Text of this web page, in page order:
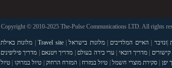
Copyright © 2010-2025 The-Pulse Communications LTD. All rights
|זנזיבר | האיים המלדיבים |מלונות בישראל|
Travel site
| מלונות באילת
קישורים |מדריך דובאי | ערי בירה בעולם | מדריך ויטנאם | מדריך פיליפינים
יפן |סקירת מוצרי חשמל| טיול במזרח | המזרח הרחוק | טיול במרוקו | טיול